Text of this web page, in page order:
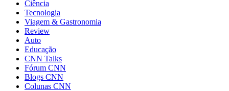
Ciência
Tecnologia
Viagem & Gastronomia
Review
Auto
Educação
CNN Talks
Fórum CNN
Blogs CNN
Colunas CNN